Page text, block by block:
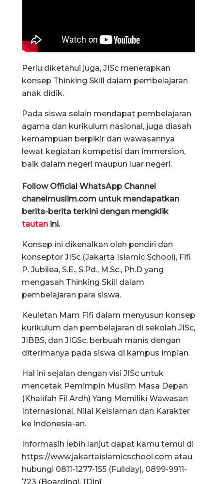
Perlu diketahui juga, JISc menerapkan
konsep Thinking Skill dalam pembelajaran
anak didik.
Pada siswa selain mendapat pembelajaran
agama dan kurikulum nasional, juga diasah
kemampuan berpikir dan wawasannya
lewat kegiatan kompetisi dan immersion,
baik dalam negeri maupun luar negeri.
Follow Official WhatsApp Channel
chanelmuslim.com untuk mendapatkan
berita-berita terkini dengan mengklik
tautan ini.
Konsep ini dikenalkan oleh pendiri dan
konseptor JISc (Jakarta Islamic School), Fifi
P. Jubilea, S.E., S.Pd., M.Sc., Ph.D yang
mengasah Thinking Skill dalam
pembelajaran para siswa.
Keuletan Mam Fifi dalam menyusun konsep
kurikulum dan pembelajaran di sekolah JISc,
JIBBS, dan JIGSc, berbuah manis dengan
diterimanya pada siswa di kampus impian.
Hal ini sejalan dengan visi JISc untuk
mencetak Pemimpin Muslim Masa Depan
(Khalifah Fil Ardh) Yang Memiliki Wawasan
Internasional, Nilai Keislaman dan Karakter
ke Indonesia-an.
Informasih lebih lanjut dapat kamu temui di
https://www.jakartaislamicschool.com atau
hubungi 0811-1277-155 (Fullday), 0899-9911-
723 (Boarding). [Din]